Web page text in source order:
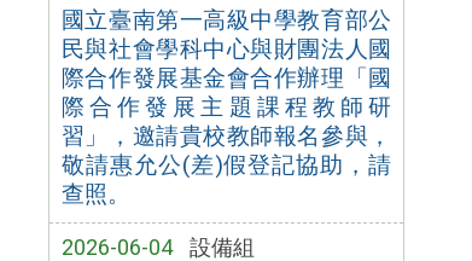
國立臺南第一高級中學教育部公
民與社會學科中心與財團法人國
際合作發展基金會合作辦理「國
際合作發展主題課程教師研
習」，邀請貴校教師報名參與，
敬請惠允公(差)假登記協助，請
查照。
2026-06-04 設備組